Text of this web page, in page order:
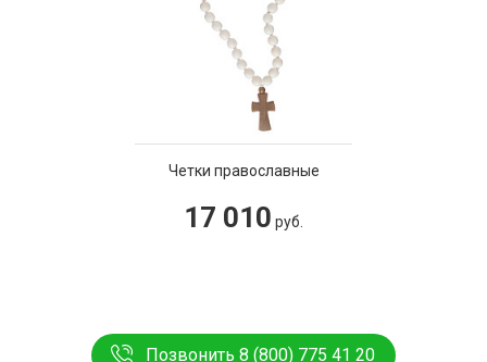
Четки православные
17 010 руб.
Позвонить 8 (800) 775 41 20